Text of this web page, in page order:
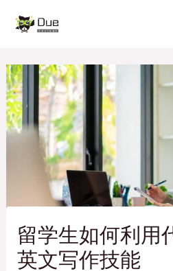
容
留学生如何利用
英文写作技能
navigation